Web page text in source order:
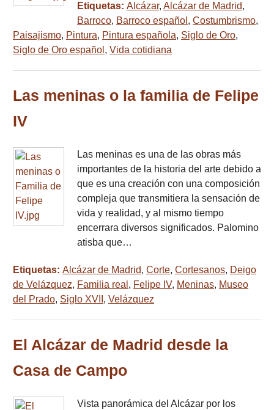
Etiquetas: Alcázar, Alcázar de Madrid,
Barroco, Barroco español , Costumbrismo,
Paisajismo, Pintura, Pintura española, Siglo de Oro,
Siglo de Oro español , Vida cotidiana
Las meninas o la familia de Felipe
IV
Las meninas es una de las obras más
importantes de la historia del arte debido a
que es una creación con una composición
compleja que transmitiera la sensación de
vida y realidad, y al mismo tiempo
encerrara diversos significados. Palomino
atisba que…
Etiquetas: Alcázar de Madrid, Corte, Cortesanos, Deigo
de Velázquez, Familia real , Felipe IV, Meninas, Museo
del Prado, Siglo XVII , Velázquez
El Alcázar de Madrid desde la
Casa de Campo
Vista panorámica del Alcázar por los